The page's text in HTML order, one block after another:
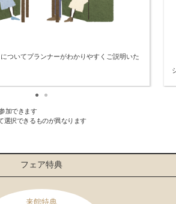
ついてプランナーがわかりやすくご説明いた
加できます
選択できるものが異なります
フェア特典
来館特典